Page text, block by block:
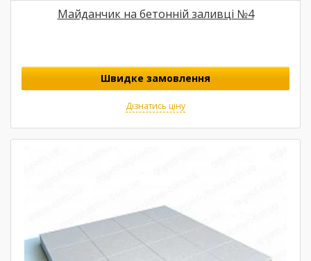
Майданчик на бетонній заливці №4
Швидке замовлення
Дізнатись ціну